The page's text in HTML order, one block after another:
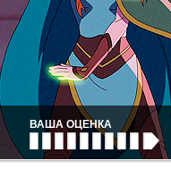
ВАША ОЦЕНКА